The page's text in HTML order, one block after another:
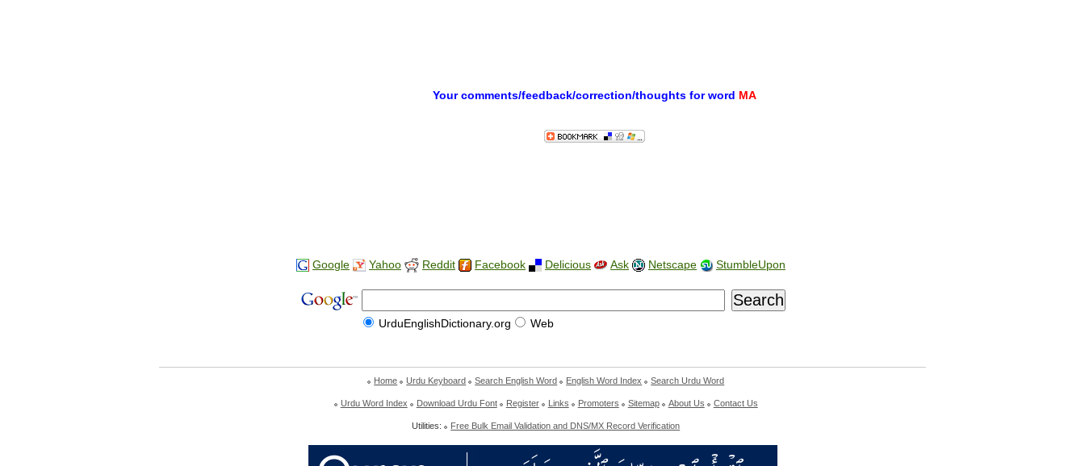
Your comments/feedback/correction/thoughts for word MA
Google Yahoo Reddit Facebook Delicious Ask Netscape StumbleUpon
UrduEnglishDictionary.org Web
Home Urdu Keyboard Search English Word English Word Index Search Urdu Word
Urdu Word Index Download Urdu Font Register Links Promoters Sitemap About Us Contact Us
Utilities: Free Bulk Email Validation and DNS/MX Record Verification